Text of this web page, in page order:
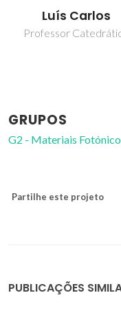
Luís Carlos
Professor
GRUPOS
G2 - Materiais
Partilhe este projeto
PUBLICAÇÕES